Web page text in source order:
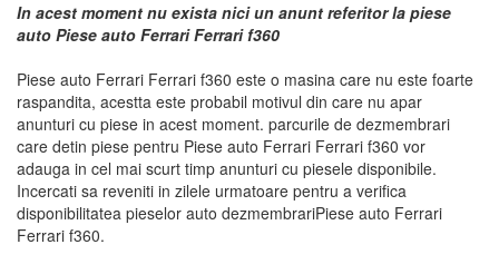
In acest moment nu exista nici un anunt referitor la piese
auto Piese auto Ferrari Ferrari f360
Piese auto Ferrari Ferrari f360 este o masina care nu este foarte
raspandita, acestta este probabil motivul din care nu apar
anunturi cu piese in acest moment. parcurile de dezmembrari
care detin piese pentru Piese auto Ferrari Ferrari f360 vor
adauga in cel mai scurt timp anunturi cu piesele disponibile.
Incercati sa reveniti in zilele urmatoare pentru a verifica
disponibilitatea pieselor auto dezmembrariPiese auto Ferrari
Ferrari f360.